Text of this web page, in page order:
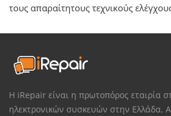
τους απαραίτητους τεχνικούς
Η iRepair είναι η πρωτοπόρος εταιρία
ηλεκτρονικών συσκευών στην Ελλάδα.